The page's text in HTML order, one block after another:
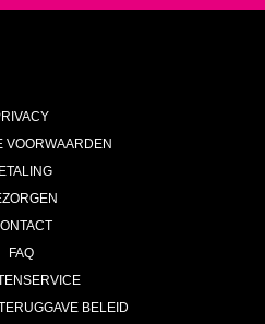
VOORWAARDEN
FAQ
BELEID